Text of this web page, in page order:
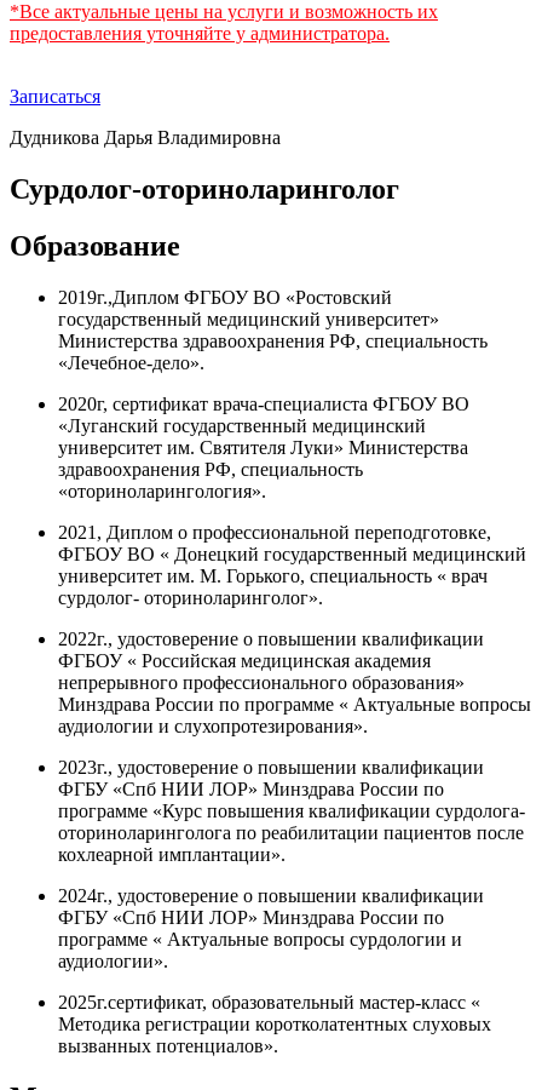
*Все актуальные цены на услуги и возможность их
предоставления уточняйте у администратора.
Записаться
Дудникова Дарья Владимировна
Сурдолог-оториноларинголог
Образование
2019г.,Диплом ФГБОУ ВО «Ростовский
государственный медицинский университет»
Министерства здравоохранения РФ, специальность
«Лечебное-дело».
2020г, сертификат врача-специалиста ФГБОУ ВО
«Луганский государственный медицинский
университет им. Святителя Луки» Министерства
здравоохранения РФ, специальность
«оториноларингология».
2021, Диплом о профессиональной переподготовке,
ФГБОУ ВО « Донецкий государственный медицинский
университет им. М. Горького, специальность « врач
сурдолог- оториноларинголог».
2022г., удостоверение о повышении квалификации
ФГБОУ « Российская медицинская академия
непрерывного профессионального образования»
Минздрава России по программе « Актуальные вопросы
аудиологии и слухопротезирования».
2023г., удостоверение о повышении квалификации
ФГБУ «Спб НИИ ЛОР» Минздрава России по
программе «Курс повышения квалификации сурдолога-
оториноларинголога по реабилитации пациентов после
кохлеарной имплантации».
2024г., удостоверение о повышении квалификации
ФГБУ «Спб НИИ ЛОР» Минздрава России по
программе « Актуальные вопросы сурдологии и
аудиологии».
2025г.сертификат, образовательный мастер-класс «
Методика регистрации коротколатентных слуховых
вызванных потенциалов».